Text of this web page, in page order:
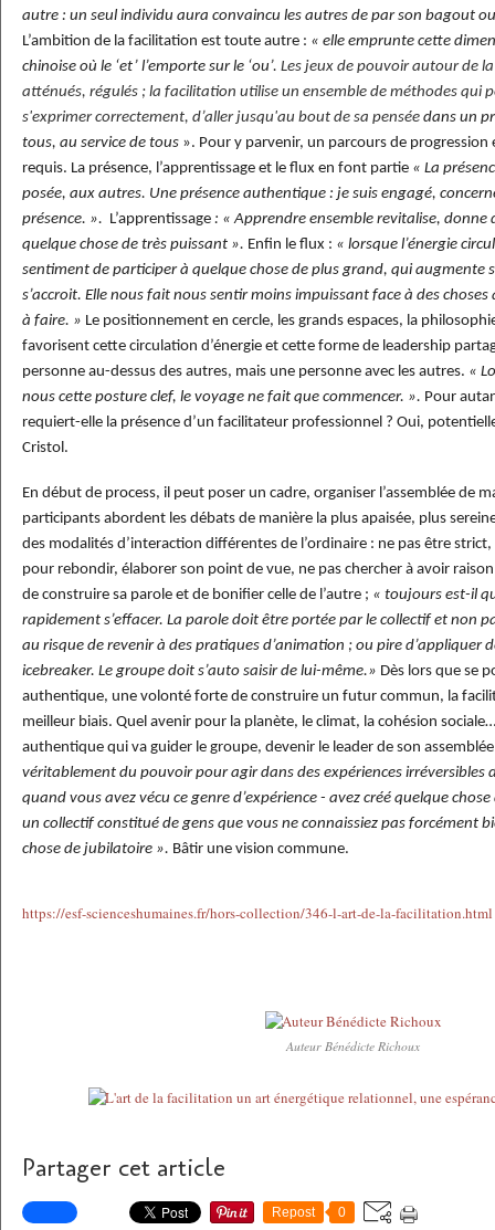
autre : un seul individu aura convaincu les autres de par son bagout
L’ambition de la facilitation est toute autre : « elle emprunte cette
chinoise où le ‘et’ l’emporte sur le ‘ou’. Les jeux de pouvoir autour de
atténués, régulés ; la facilitation utilise un ensemble de méthodes qui
s'exprimer correctement, d’aller jusqu'au bout de sa pensée dans un
tous, au service de tous ». Pour y parvenir, un parcours de progression
requis. La présence, l’apprentissage et le flux en font partie « La
posée, aux autres. Une présence authentique : je suis engagé,
présence. ». L’apprentissage : « Apprendre ensemble revitalise, donne
quelque chose de très puissant ». Enfin le flux : « lorsque l’énergie
sentiment de participer à quelque chose de plus grand, qui augmente
s’accroit. Elle nous fait nous sentir moins impuissant face à des
à faire. » Le positionnement en cercle, les grands espaces, la
favorisent cette circulation d’énergie et cette forme de leadership
personne au-dessus des autres, mais une personne avec les autres. «
nous cette posture clef, le voyage ne fait que commencer. ». Pour
requiert-elle la présence d’un facilitateur professionnel ? Oui,
Cristol.
En début de process, il peut poser un cadre, organiser l’assemblée de
participants abordent les débats de manière la plus apaisée, plus
des modalités d’interaction différentes de l’ordinaire : ne pas être
pour rebondir, élaborer son point de vue, ne pas chercher à avoir
de construire sa parole et de bonifier celle de l’autre ; « toujours est-il
rapidement s’effacer. La parole doit être portée par le collectif et non
au risque de revenir à des pratiques d’animation ; ou pire d’appliquer
icebreaker. Le groupe doit s’auto saisir de lui-même.» Dès lors que se
authentique, une volonté forte de construire un futur commun, la
meilleur biais. Quel avenir pour la planète, le climat, la cohésion
authentique qui va guider le groupe, devenir le leader de son
véritablement du pouvoir pour agir dans des expériences irréversibles
quand vous avez vécu ce genre d’expérience - avez créé quelque
un collectif constitué de gens que vous ne connaissiez pas forcément
chose de jubilatoire ». Bâtir une vision commune.
https://esf-scienceshumaines.fr/hors-collection/346-l-art-de-la-facilitation.html
Auteur Bénédicte Richoux
Partager cet article
Repost 0